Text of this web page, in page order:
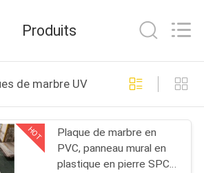
de PVC
96
Produits
de marbre UV
HOT
Plaque de marbre en
PVC, panneau mural en
plastique en pierre SPC,